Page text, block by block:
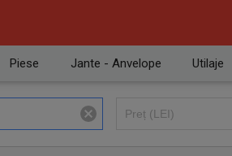
Piese Jante - Anvelope Utilaje